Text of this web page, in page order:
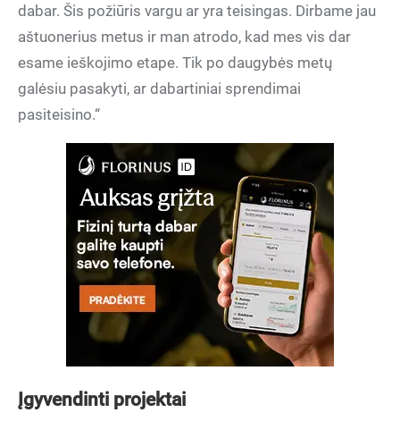
dabar. Šis požiūris vargu ar yra teisingas. Dirbame jau
aštuonerius metus ir man atrodo, kad mes vis dar
esame ieškojimo etape. Tik po daugybės metų
galėsiu pasakyti, ar dabartiniai sprendimai
pasiteisino.“
Įgyvendinti projektai